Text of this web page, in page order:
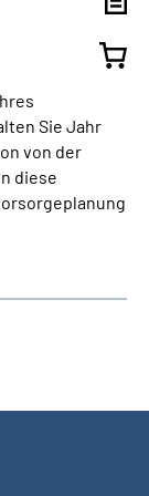
Sie Jahr
von der
diese